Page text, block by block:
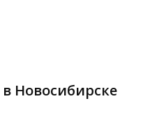
Новосибирске